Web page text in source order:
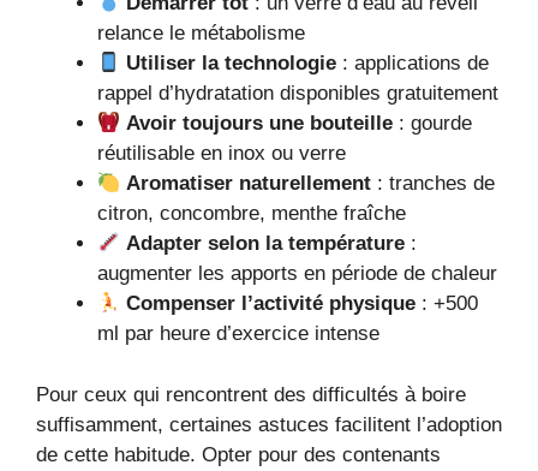
relance le métabolisme
Utiliser la technologie : applications de
rappel d’hydratation disponibles gratuitement
Avoir toujours une bouteille : gourde
réutilisable en inox ou verre
Aromatiser naturellement : tranches de
citron, concombre, menthe fraîche
Adapter selon la température :
augmenter les apports en période de chaleur
Compenser l’activité physique : +500
ml par heure d’exercice intense
Pour ceux qui rencontrent des difficultés à boire
suffisamment, certaines astuces facilitent l’adoption
de cette habitude. Opter pour des contenants